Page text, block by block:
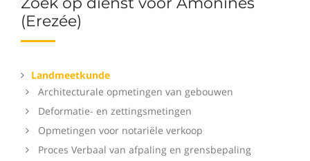
(Erezée)
Landmeetkunde
Architecturale opmetingen van gebouwen
Deformatie- en zettingsmetingen
Opmetingen voor notariële verkoop
Proces Verbaal van afpaling en grensbepaling